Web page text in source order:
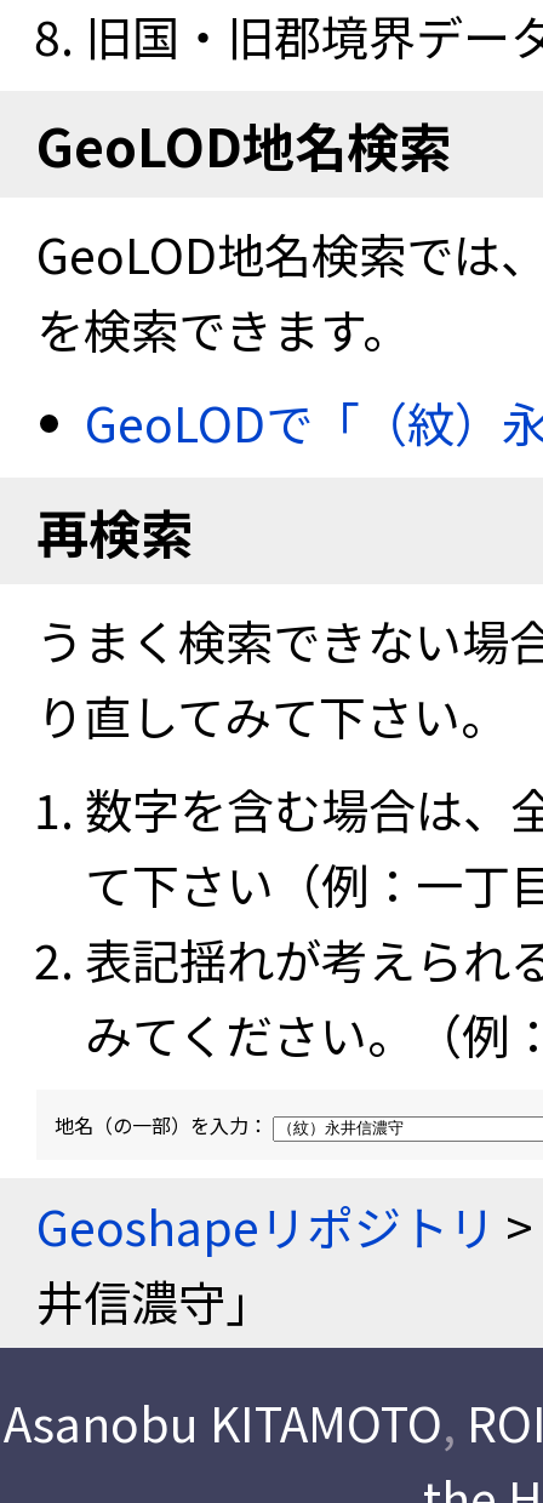
旧国・旧郡境界デー
GeoLOD地名検索
GeoLOD地名検索では
を検索できます。
GeoLODで「（紋）
再検索
うまく検索できない場
り直してみて下さい。
数字を含む場合は、
て下さい（例：一
表記揺れが考えられ
みてください。（例
地名（の一部）を入力：
Geoshapeリポジトリ >
井信濃守」
Asanobu KITAMOTO,